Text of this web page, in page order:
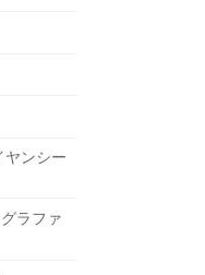
ヤンシー
ラファ